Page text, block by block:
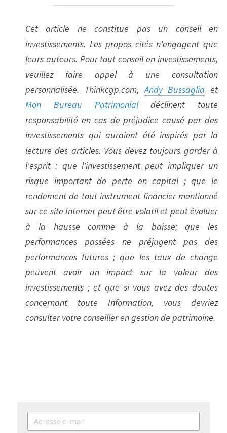
Cet article ne constitue pas un conseil en
investissements. Les propos cités n'engagent que
leurs auteurs. Pour tout conseil en investissements,
veuillez faire appel à une consultation
personnalisée. Thinkcgp.com, Andy Bussaglia
Mon Bureau Patrimonial déclinent toute
responsabilité en cas de préjudice causé par des
investissements qui auraient été inspirés par la
lecture des articles. Vous devez toujours garder à
l'esprit : que l'investissement peut impliquer un
risque important de perte en capital ; que le
rendement de tout instrument financier mentionné
sur ce site Internet peut être volatil et peut évoluer
à la hausse comme à la baisse; que les
performances passées ne préjugent pas des
performances futures ; que les taux de change
peuvent avoir un impact sur la valeur des
investissements ; et que si vous avez des doutes
concernant toute Information, vous devriez
consulter votre conseiller en gestion de patrimoine.